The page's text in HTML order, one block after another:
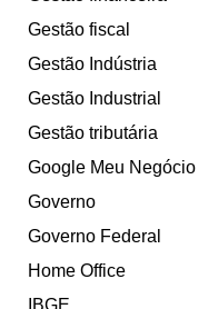
Gestão fiscal
Gestão Indústria
Gestão Industrial
Gestão tributária
Google Meu Negócio
Governo
Governo Federal
Home Office